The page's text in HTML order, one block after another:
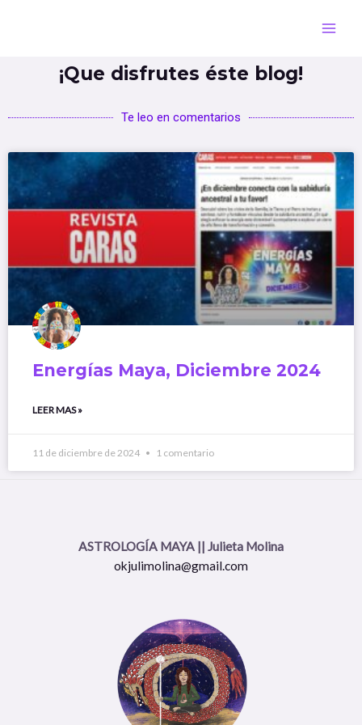
¡Que disfrutes éste blog!
Te leo en comentarios
Energías Maya, Diciembre 2024
LEER MAS »
11 de diciembre de 2024 1 comentario
ASTROLOGÍA MAYA || Julieta Molina
okjulimolina@gmail.com